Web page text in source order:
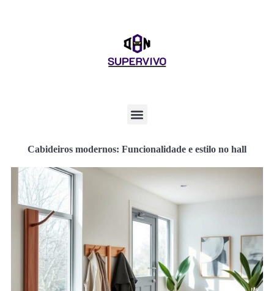
Cabideiros modernos: Funcionalidade e estilo no hall